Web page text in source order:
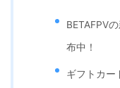
BETAFPV
布中！
ギフトカー